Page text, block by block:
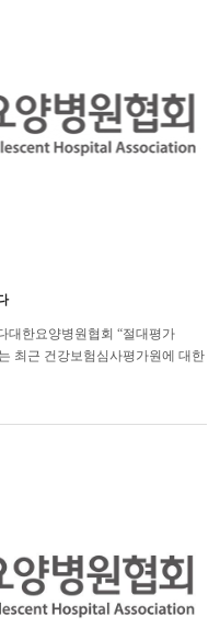
대한요양병원협회 “절대평가
최근 건강보험심사평가원에 대한